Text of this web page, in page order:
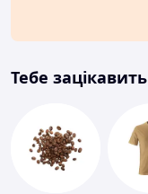
Тебе зацікавить